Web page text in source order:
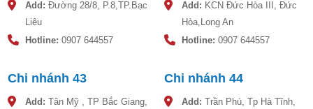
Add: Đường 28/8, P.8,TP.Bạc
Liêu
Hotline: 0907 644557
Add: KCN Đức Hòa III, Đức
Hòa,Long An
Hotline: 0907 644557
Chi nhánh 43
Add: Tân Mỹ , TP Bắc Giang,
Chi nhánh 44
Add: Trần Phú, Tp Hà Tĩnh,